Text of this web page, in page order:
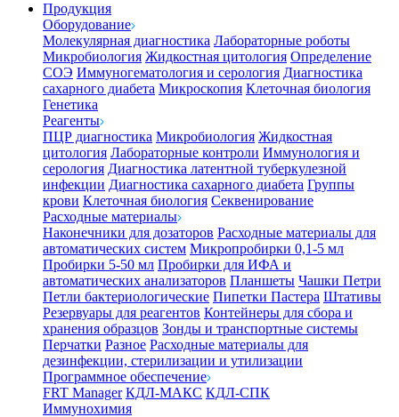
Продукция
Оборудование
Молекулярная диагностика Лабораторные роботы
Микробиология Жидкостная цитология Определение
СОЭ Иммуногематология и серология Диагностика
сахарного диабета Микроскопия Клеточная биология
Генетика
Реагенты
ПЦР диагностика Микробиология Жидкостная
цитология Лабораторные контроли Иммунология и
серология Диагностика латентной туберкулезной
инфекции Диагностика сахарного диабета Группы
крови Клеточная биология Секвенирование
Расходные материалы
Наконечники для дозаторов Расходные материалы для
автоматических систем Микропробирки 0,1-5 мл
Пробирки 5-50 мл Пробирки для ИФА и
автоматических анализаторов Планшеты Чашки Петри
Петли бактериологические Пипетки Пастера Штативы
Резервуары для реагентов Контейнеры для сбора и
хранения образцов Зонды и транспортные системы
Перчатки Разное Расходные материалы для
дезинфекции, стерилизации и утилизации
Программное обеспечение
FRT Manager КДЛ-МАКС КДЛ-СПК
Иммунохимия